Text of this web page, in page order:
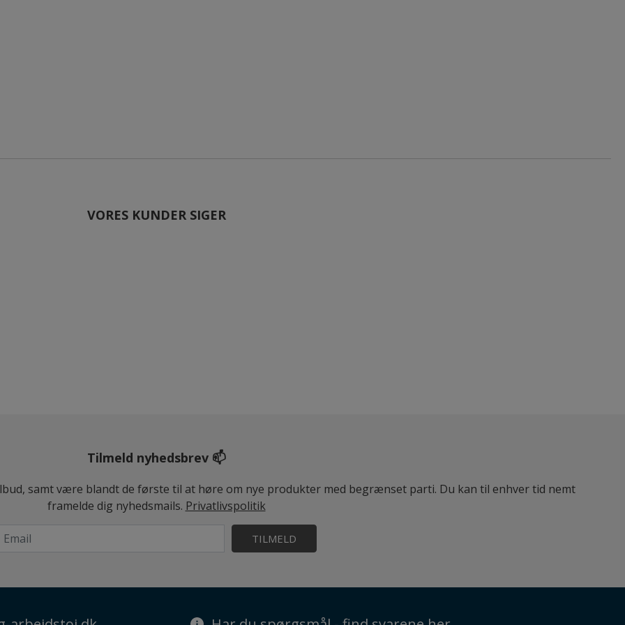
VORES KUNDER SIGER
Tilmeld nyhedsbrev 📫
samt være blandt de første til at høre om nye produkter med begrænset parti. Du kan til enhver tid nemt
framelde dig nyhedsmails. Privatlivspolitik
TILMELD